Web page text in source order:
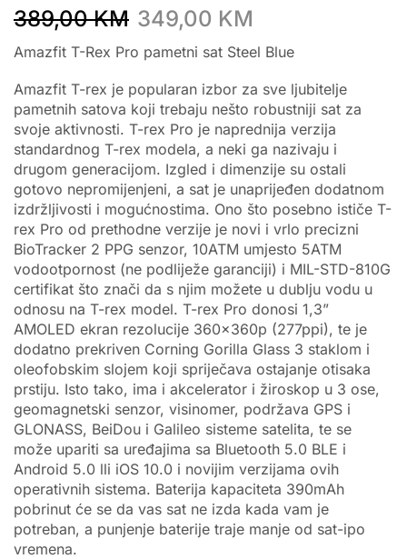
389,00KM 349,00 KM
Amazfit T-Rex Pro pametni sat Steel Blue
Amazfit T-rex je popularan izbor za sve ljubitelje
pametnih satova koji trebaju nešto robustniji sat za
svoje aktivnosti. T-rex Pro je naprednija verzija
standardnog T-rex modela, a neki ga nazivaju i
drugom generacijom. Izgled i dimenzije su ostali
gotovo nepromijenjeni, a sat je unaprijeđen dodatnom
izdržljivosti i mogućnostima. Ono što posebno ističe T-
rex Pro od prethodne verzije je novi i vrlo precizni
BioTracker 2 PPG senzor, 10ATM umjesto 5ATM
vodootpornost (ne podliježe garanciji) i MIL-STD-810G
certifikat što znači da s njim možete u dublju vodu u
odnosu na T-rex model. T-rex Pro donosi 1,3”
AMOLED ekran rezolucije 360x360p (277ppi), te je
dodatno prekriven Corning Gorilla Glass 3 staklom i
oleofobskim slojem koji spriječava ostajanje otisaka
prstiju. Isto tako, ima i akcelerator i žiroskop u 3 ose,
geomagnetski senzor, visinomer, podržava GPS i
GLONASS, BeiDou i Galileo sisteme satelita, te se
može upariti sa uređajima sa Bluetooth 5.0 BLE i
Android 5.0 lli iOS 10.0 i novijim verzijama ovih
operativnih sistema. Baterija kapaciteta 390mAh
pobrinut će se da vas sat ne izda kada vam je
potreban, a punjenje baterije traje manje od sat-ipo
vremena.